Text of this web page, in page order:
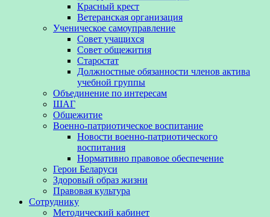
Красный крест
Ветеранская организация
Ученическое самоуправление
Совет учащихся
Совет общежития
Старостат
Должностные обязанности членов актива
учебной группы
Объединение по интересам
ШАГ
Общежитие
Военно-патриотическое воспитание
Новости военно-патриотического
воспитания
Нормативно правовое обеспечение
Герои Беларуси
Здоровый образ жизни
Правовая культура
Сотруднику
Методический кабинет